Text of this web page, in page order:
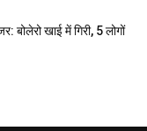
बोलेरो खाई में गिरी, 5 लोगों